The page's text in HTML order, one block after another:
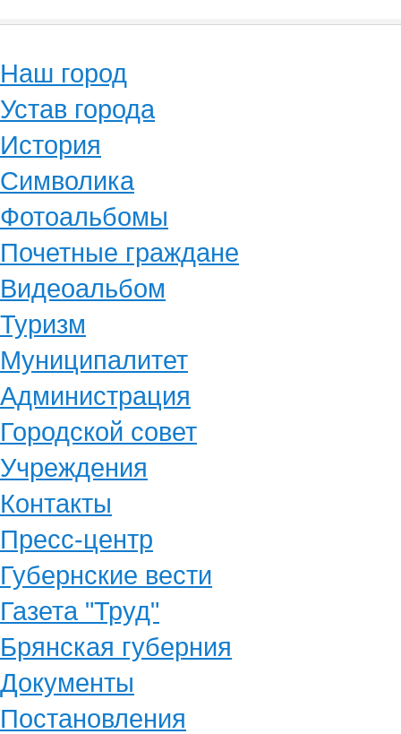
Наш город
Устав города
История
Символика
Фотоальбомы
Почетные граждане
Видеоальбом
Туризм
Муниципалитет
Администрация
Городской совет
Учреждения
Контакты
Пресс-центр
Губернские вести
Газета "Труд"
Брянская губерния
Документы
Постановления